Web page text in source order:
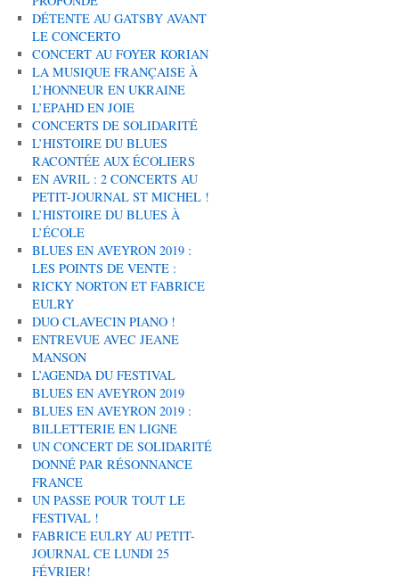
DÉTENTE AU GATSBY AVANT
LE CONCERTO
CONCERT AU FOYER KORIAN
LA MUSIQUE FRANÇAISE À
L’HONNEUR EN UKRAINE
L’EPAHD EN JOIE
CONCERTS DE SOLIDARITÉ
L’HISTOIRE DU BLUES
RACONTÉE AUX ÉCOLIERS
EN AVRIL : 2 CONCERTS AU
PETIT-JOURNAL ST MICHEL !
L’HISTOIRE DU BLUES À
L’ÉCOLE
BLUES EN AVEYRON 2019 :
LES POINTS DE VENTE :
RICKY NORTON ET FABRICE
EULRY
DUO CLAVECIN PIANO !
ENTREVUE AVEC JEANE
MANSON
L’AGENDA DU FESTIVAL
BLUES EN AVEYRON 2019
BLUES EN AVEYRON 2019 :
BILLETTERIE EN LIGNE
UN CONCERT DE SOLIDARITÉ
DONNÉ PAR RÉSONNANCE
FRANCE
UN PASSE POUR TOUT LE
FESTIVAL !
FABRICE EULRY AU PETIT-
JOURNAL CE LUNDI 25
FÉVRIER!